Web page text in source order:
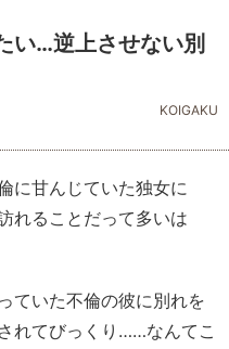
い…逆上させない別
KOIGAKU
に甘んじていた独女に
れることだって多いは
ていた不倫の彼に別れを
れてびっくり……なんてこ